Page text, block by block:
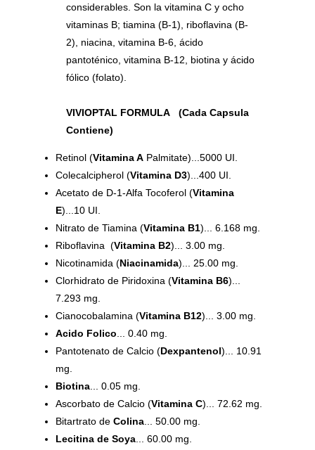
considerables. Son la vitamina C y ocho
vitaminas B; tiamina (B-1), riboflavina (B-
2), niacina, vitamina B-6, ácido
pantoténico, vitamina B-12, biotina y ácido
fólico (folato).
VIVIOPTAL FORMULA (Cada Capsula
Contiene)
Retinol (Vitamina A Palmitate)...5000 UI.
Colecalcipherol (Vitamina D3)...400 UI.
Acetato de D-1-Alfa Tocoferol (Vitamina
E)...10 UI.
Nitrato de Tiamina (Vitamina B1)... 6.168 mg.
Riboflavina (Vitamina B2)... 3.00 mg.
Nicotinamida (Niacinamida)... 25.00 mg.
Clorhidrato de Piridoxina (Vitamina B6)...
7.293 mg.
Cianocobalamina (Vitamina B12)... 3.00 mg.
Acido Folico... 0.40 mg.
Pantotenato de Calcio (Dexpantenol)... 10.91
mg.
Biotina... 0.05 mg.
Ascorbato de Calcio (Vitamina C)... 72.62 mg.
Bitartrato de Colina... 50.00 mg.
Lecitina de Soya... 60.00 mg.